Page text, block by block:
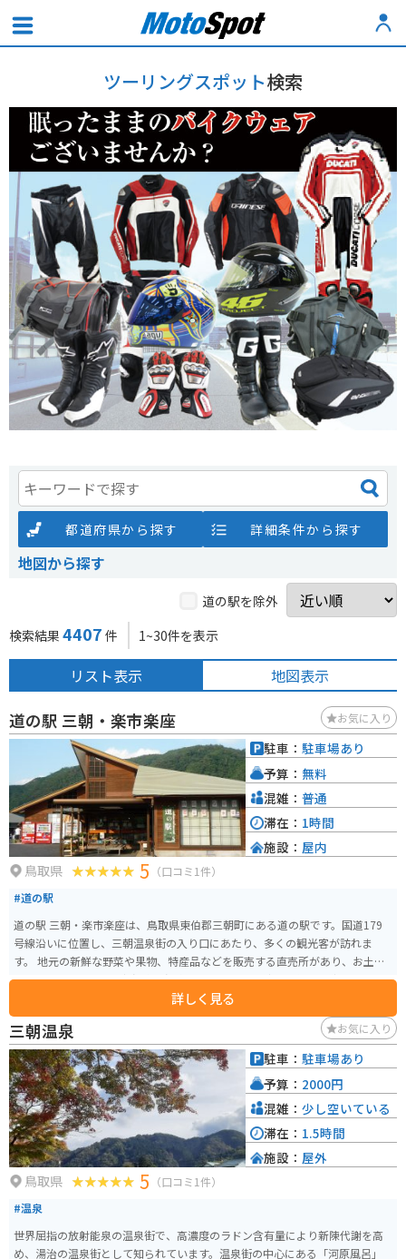
ツーリングスポット検索
都道府県から探す 詳細条件から探す
地図から探す
道の駅を除外
検索結果 4407 件 1~30件を表示
リスト表示 地図表示
道の駅 三朝・楽市楽座 お気に入り
鳥取県 5 （口コミ1件）
#道の駅
道の駅 三朝・楽市楽座は、鳥取県東伯郡三朝町にある道の駅です。国道179
号線沿いに位置し、三朝温泉街の入り口にあたり、多くの観光客が訪れま
す。 地元の新鮮な野菜や果物、特産品などを販売する直売所があり、お土産
探しにも最適です。三朝温泉の温泉卵や、地元産の猪肉を使った猪肉まん、
そして鳥取県の名産品である二十世紀梨を使ったジュースやお菓子など、魅
力的な商品が豊富です。食事処では、地元食材を使ったそばやうどん、ラー
メンなどが楽しめます。 バイクで訪れる場合は、道の駅に隣接する無料駐車
場に駐車できます。ツーリング途中の休憩場所としても最適です。三朝温泉街
もすぐ近くにあるので、温泉を楽しむのも良いでしょう。周辺には、三徳山
三佛寺投入堂や、河原露天風呂など、観光スポットも点在しています。
詳しく見る
駐車： 駐車場あり
予算： 無料
混雑： 普通
滞在： 1時間
施設： 屋内
三朝温泉 お気に入り
鳥取県 5 （口コミ1件）
#温泉
世界屈指の放射能泉の温泉街で、高濃度のラドン含有量により新陳代謝を高
め、湯治の温泉街として知られています。温泉街の中心にある「河原風呂」
駐車： 駐車場あり
予算： 2000円
混雑： 少し空いている
滞在： 1.5時間
施設： 屋外